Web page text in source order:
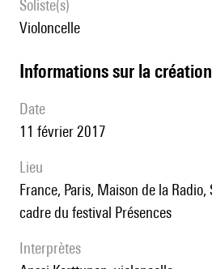
Soliste(s)
violoncelle
informations sur la création
date
11 février 2017
lieu
France, Paris, Maison de la Radio, Studio 104, dans le
cadre du festival Présences
interprètes